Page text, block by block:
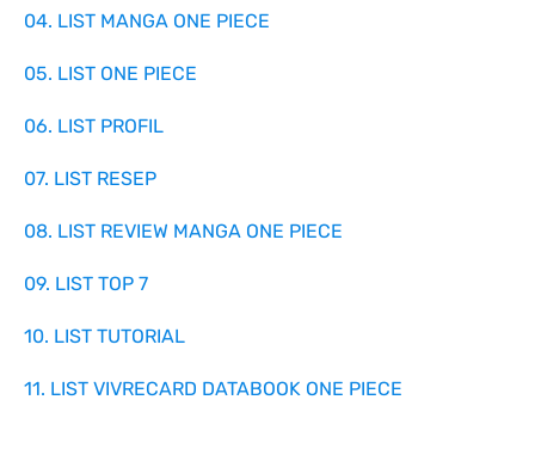
04. LIST MANGA ONE PIECE
05. LIST ONE PIECE
06. LIST PROFIL
07. LIST RESEP
08. LIST REVIEW MANGA ONE PIECE
09. LIST TOP 7
10. LIST TUTORIAL
11. LIST VIVRECARD DATABOOK ONE PIECE